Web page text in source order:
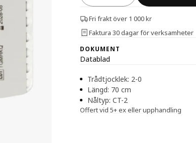
Fri frakt över 1 000 kr
Faktura 30 dagar för verksamheter
DOKUMENT
Datablad
Trådtjocklek: 2-0
Längd: 70 cm
Nåltyp: CT-2
Offert vid 5+ ex eller upphandling